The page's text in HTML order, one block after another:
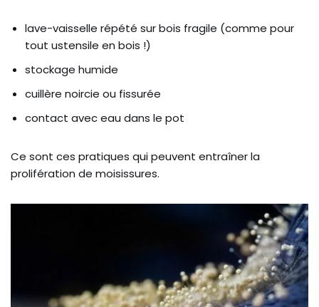
lave-vaisselle répété sur bois fragile (comme pour
tout ustensile en bois !)
stockage humide
cuillère noircie ou fissurée
contact avec eau dans le pot
Ce sont ces pratiques qui peuvent entraîner la
prolifération de moisissures.